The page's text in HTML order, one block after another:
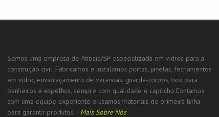
Somos uma empresa de Atibaia/SP especializada em vidros para a
construção civil. Fabricamos e instalamos portas, janelas, fechamentos
em vidro, envidraçamento de varandas, guarda-corpos, box para
banheiros e espelhos, sempre com qualidade e capricho.Contamos
com uma equipe experiente e usamos materiais de primeira linha
para garantir produtos... Mais Sobre Nós